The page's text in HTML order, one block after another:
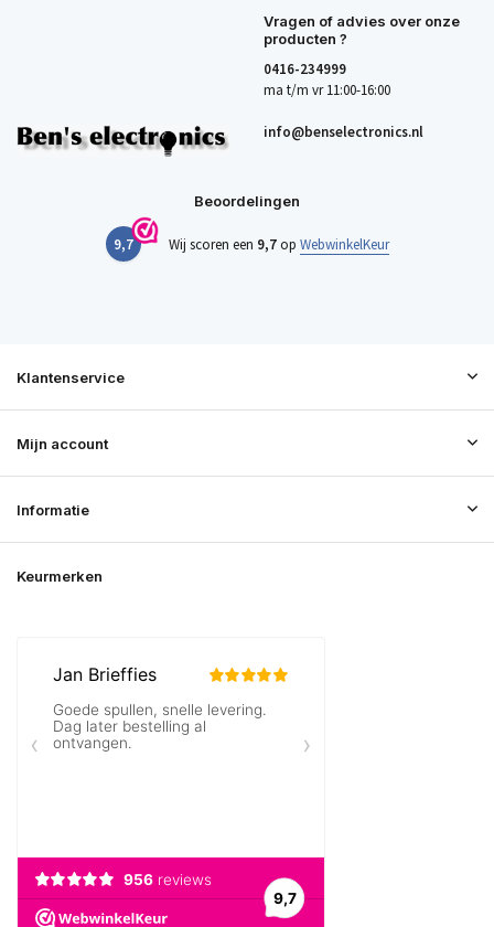
Vragen of advies over onze
producten ?
0416-234999
ma t/m vr 11:00-16:00
info@benselectronics.nl
Beoordelingen
9,7 Wij scoren een 9,7op WebwinkelKeur
Klantenservice
Mijn account
Informatie
Keurmerken